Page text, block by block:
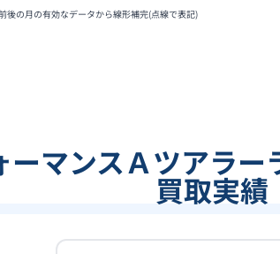
後の月の有効なデータから線形補完(点線で表記)
ーマンスＡツアラ
買取実績